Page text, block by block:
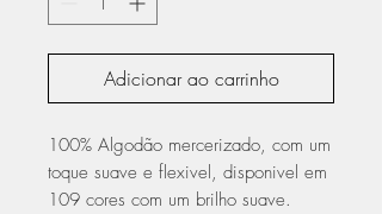
Adicionar ao carrinho
100% Algodão mercerizado, com um
toque suave e flexivel, disponivel em
109 cores com um brilho suave.